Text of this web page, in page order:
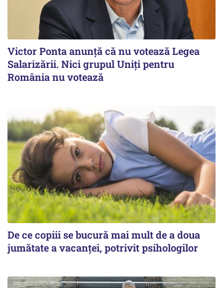
Victor Ponta anunţă că nu votează Legea
Salarizării. Nici grupul Uniţi pentru
România nu votează
De ce copiii se bucură mai mult de a doua
jumătate a vacanței, potrivit psihologilor